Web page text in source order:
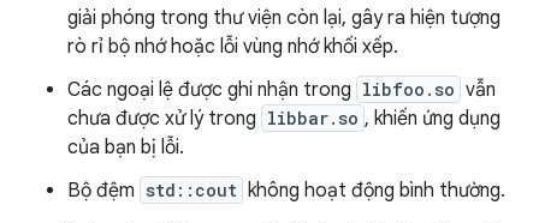
giải phóng trong thư viện còn lại, gây ra hiện tượng
rò rỉ bộ nhớ hoặc lỗi vùng nhớ khối xếp.
Các ngoại lệ được ghi nhận trong libfoo.so vẫn
chưa được xử lý trong libbar.so , khiến ứng dụng
của bạn bị lỗi.
Bộ đệm std::cout không hoạt động bình thường.